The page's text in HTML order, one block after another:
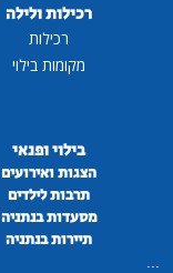
רכילות ולילה
רכילות
מקומות בילוי
בילוי ופנאי
הצגות ואירועים
תרבות לילדים
מסעדות בנתניה
תיירות בנתניה
...